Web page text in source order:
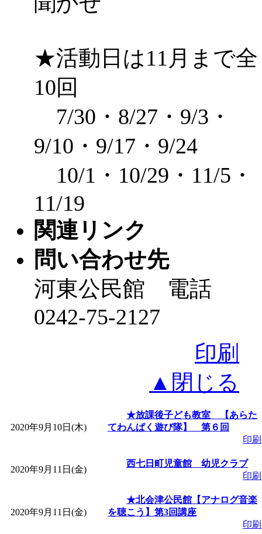
★活動日は11月まで全
10回
7/30・8/27・9/3・
9/10・9/17・9/24
10/1・10/29・11/5・
11/19
関連リンク
問い合わせ先
河東公民館 電話
0242-75-2127
印刷
▲閉じる
2020年9月10日(木)
★放課後子ども教室 【あらた
てわんぱく遊び隊】 第６回
印刷
2020年9月11日(金)
西七日町児童館 幼児クラブ
印刷
2020年9月11日(金)
★北会津公民館【アナログ音楽
を聴こう】第3回講座
印刷